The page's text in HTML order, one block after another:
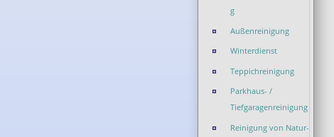
g
Außenreinigung
Winterdienst
Teppichreinigung
Parkhaus- /
Tiefgaragenreinigung
Reinigung von Natur-